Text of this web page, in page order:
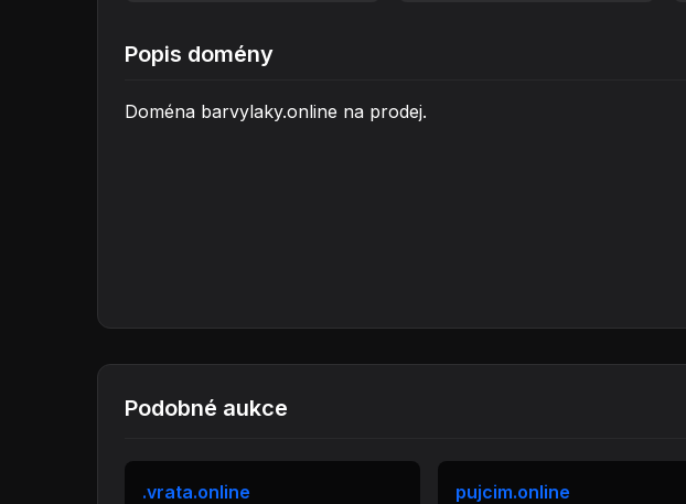
Popis domény
Doména barvylaky.online na prodej.
Podobné aukce
.vrata.online pujcim.online